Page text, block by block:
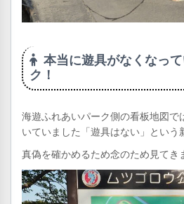
本当に遊具がなくなっ
ク！
海遊ふれあいパーク側の看板地図で
いていました「遊具はない」という
真偽を確かめるため念のため見てき